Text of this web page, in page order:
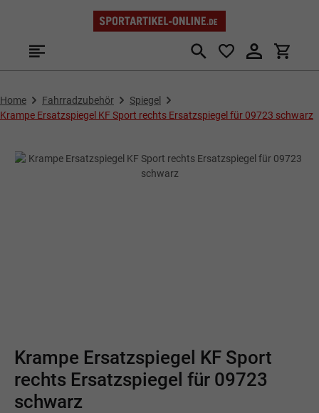
Zum Hauptinhalt springen
Home Fahrradzubehör
Spiegel
Krampe Ersatzspiegel KF Sport rechts Ersatzspiegel für 09723 schwarz
Krampe Ersatzspiegel KF Sport
rechts Ersatzspiegel für 09723
schwarz